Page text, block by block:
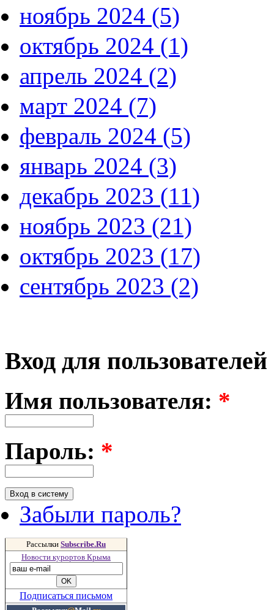
ноябрь 2024 (5)
октябрь 2024 (1)
апрель 2024 (2)
март 2024 (7)
февраль 2024 (5)
январь 2024 (3)
декабрь 2023 (11)
ноябрь 2023 (21)
октябрь 2023 (17)
сентябрь 2023 (2)
Вход для пользователей
Имя пользователя: *
Пароль: *
Забыли пароль?
Рассылки Subscribe.Ru
Новости курортов Крыма
Подписаться письмом